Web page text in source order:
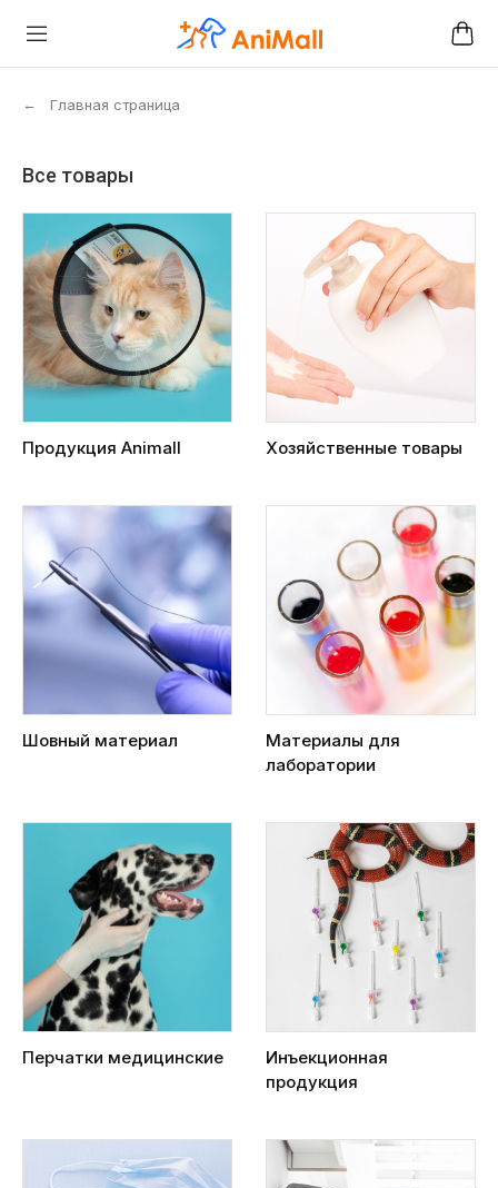
← Главная страница
Все товары
Продукция Animall Хозяйственные товары
Шовный материал
Материалы для
лаборатории
Перчатки медицинские
Инъекционная
продукция